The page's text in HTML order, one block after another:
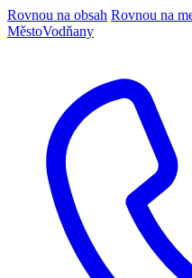
Rovnou na obsah Rovnou na
MěstoVodňany